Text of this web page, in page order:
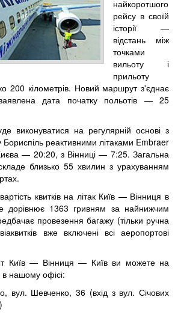
найкоротшого
рейсу в своїй
історії —
відстань між
точками
вильоту і
прильоту
200 кілометрів. Новий маршрут з'єднає
​​дата початку польотів — 25
виконуватися на регулярній основі з
Бориспіль реактивними літаками Embraer
— 20:20, з Вінниці — 7:25. Загальна
близько 55 хвилин з урахуванням
квитків на літак Київ — Вінниця в
дорівнює 1363 гривням за найнижчим
провезення багажу (тільки ручна
вже включені всі аеропортові
Київ — Вінниця — Київ ви можете на
в нашому офісі:
вул. Шевченко, 36 (вхід з вул. Січових